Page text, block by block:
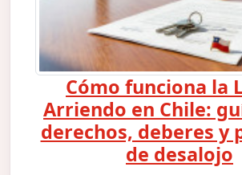
Cómo funciona la
Arriendo en Chile:
derechos, deberes y
de desalojo